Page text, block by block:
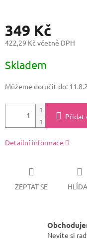
349 Kč
422,29 Kč včetně DPH
cena:
Skladem
Můžeme doručit do:
Přidat
Detailní informace
ZEPTAT SE
Nevíte si